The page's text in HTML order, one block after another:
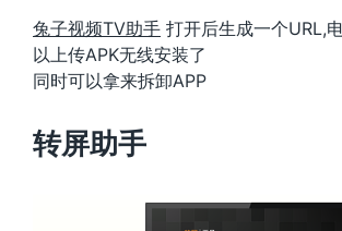
兔子视频TV助手 打开后生成一个URL,
以上传APK无线安装了
同时可以拿来拆卸APP
转屏助手